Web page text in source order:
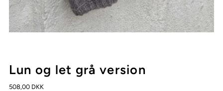
Lun og let grå version
508,00 DKK